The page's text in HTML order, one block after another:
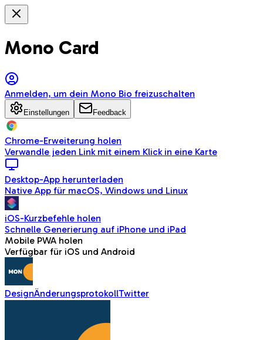
Mono Card
Anmelden, um dein Mono Bio freizuschalten
Einstellungen Feedback
Chrome-Erweiterung holen
Verwandle jeden Link mit einem Klick in eine Karte
Desktop-App herunterladen
Native App für macOS, Windows und Linux
iOS-Kurzbefehle holen
Schnelle Generierung auf iPhone und iPad
Mobile PWA holen
Verfügbar für iOS und Android
DesignÄnderungsprotokollTwitter